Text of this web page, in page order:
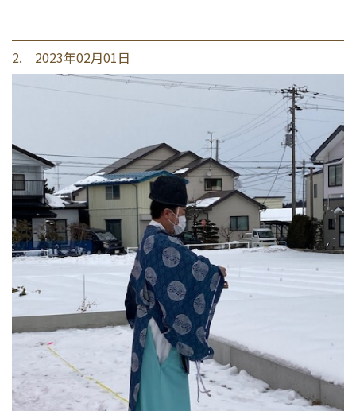
2. 2023年02月01日